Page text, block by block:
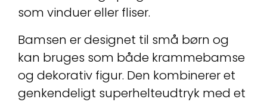
som vinduer eller fliser.
Bamsen er designet til små børn og
kan bruges som både krammebamse
og dekorativ figur. Den kombinerer et
genkendeligt superhelteudtryk med et